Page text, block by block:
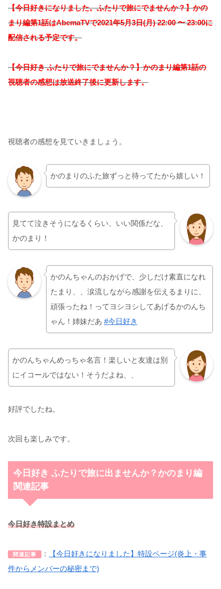
【今日好きになりました。ふたりで旅にでませんか？】かの
まり編第1話はAbemaTVで2021年5月3日(月) 22:00 〜 23:00に
配信される予定です。
【今日好き ふたりで旅にでませんか？】かのまり編第1話の
視聴者の感想は放送終了後に更新します。
視聴者の感想を見ていきましょう。
かのまりのふた旅ずっと待ってたから嬉しい！
見てて泣きそうになるくらい、いい関係だな、
かのまり！
かのんちゃんのおかげで、少しだけ素直になれ
たまり、、涙流しながら感謝を伝えるまりに、
頑張ったね！ってヨシヨシしてあげるかのんち
ゃん！姉妹だあ #今日好き
かのんちゃんめっちゃ名言！楽しいと友達は別
にイコールではない！そうだよね、、
好評でしたね。
次回も楽しみです。
今日好き ふたりで旅に出ませんか？かのまり編
関連記事
今日好き特設まとめ
関連記事 ：
【今日好きになりました】特設ページ(炎上・事
件からメンバーの秘密まで)